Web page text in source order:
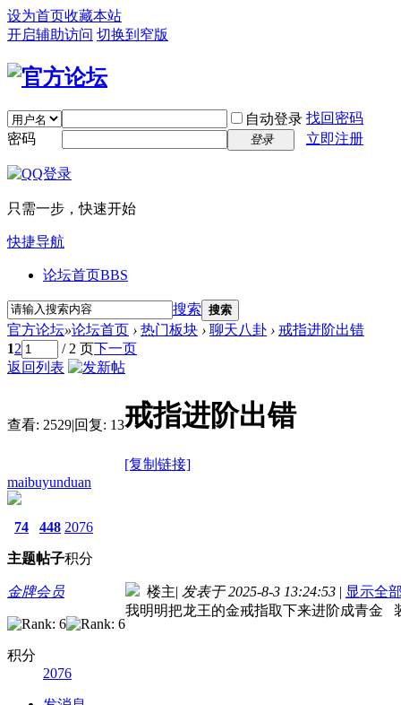
设为首页收藏本站
开启辅助访问 切换到窄版
自动登录 找回密码
密码
登录 立即注册
只需一步，快速开始
快捷导航
论坛首页BBS
搜索 搜索
官方论坛»论坛首页 › 热门板块 › 聊天八卦 › 戒指进阶出错
12 / 2 页下一页
返回列表
查看: 2529|回复: 13戒指进阶出错
[复制链接]
maibuyunduan
74
主题
448
帖子
2076
积分
金牌会员
积分
2076
楼主| 发表于 2025-8-3 13:24:53 | 显示全
我明明把龙王的金戒指取下来进阶成青金